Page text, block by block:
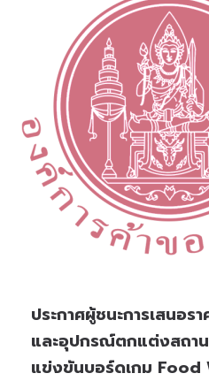
ประกาศผู้ชนะการเสนอร
และอุปกรณ์ตกแต่งสถา
แข่งขันบอร์ดเกม Food